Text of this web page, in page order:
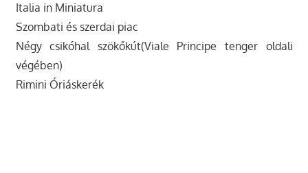
Italia in Miniatura
Szombati és szerdai piac
Négy csikóhal szökőkút(Viale Principe tenger oldali
végében)
Rimini Óriáskerék